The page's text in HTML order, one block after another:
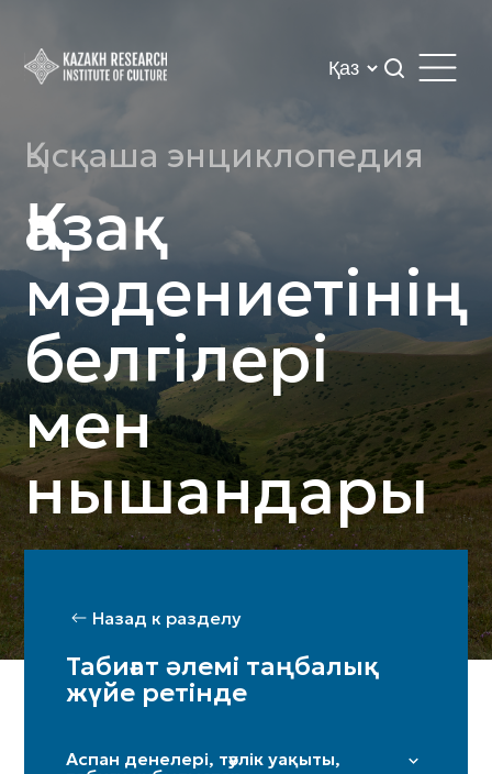
Қысқаша энциклопедия
Қазақ
мәдениетінің
белгілері
мен
нышандары
Назад к разделу
Табиғат әлемі таңбалық
жүйе ретінде
Аспан денелері, тәулік уақыты,